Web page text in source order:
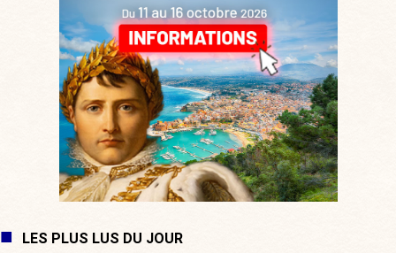
LES PLUS LUS DU JOUR